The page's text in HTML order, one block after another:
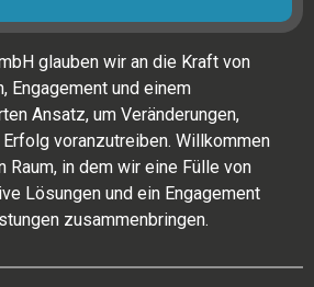
glauben wir an die Kraft von
Engagement und einem
Ansatz, um Veränderungen,
voranzutreiben. Willkommen
Raum, in dem wir eine Fülle von
Lösungen und ein Engagement
zusammenbringen.